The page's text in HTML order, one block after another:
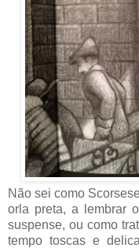
Não sei como
orla preta, a lembrar
suspense, ou como
tempo toscas e